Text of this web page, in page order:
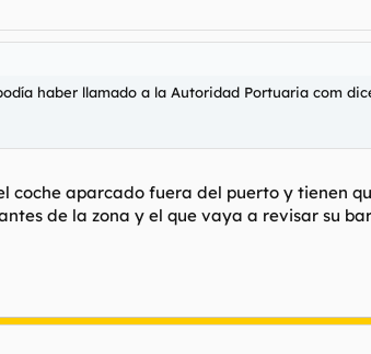
haber llamado a la Autoridad Portuaria com
coche aparcado fuera del puerto y tienen
de la zona y el que vaya a revisar su